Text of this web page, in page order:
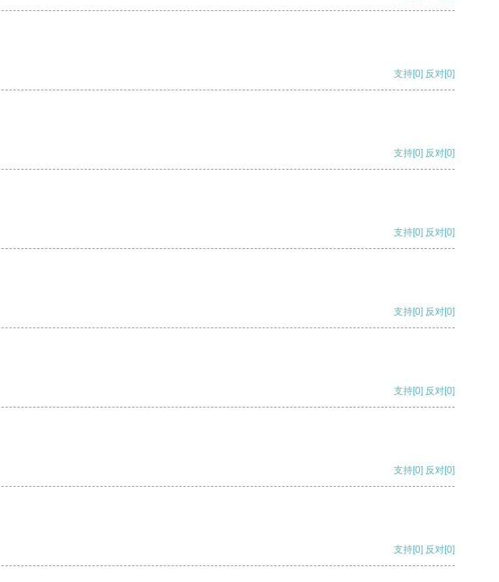
支持[0] 反对[0]
支持[0] 反对[0]
支持[0] 反对[0]
支持[0] 反对[0]
支持[0] 反对[0]
支持[0] 反对[0]
支持[0] 反对[0]